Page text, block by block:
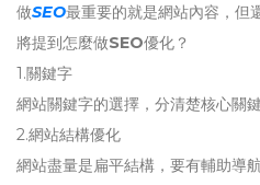
做SEO最重要的就是網站內容，但
將提到怎麼做SEO優化？
1.關鍵字
網站關鍵字的選擇，分清楚核心關
2.網站結構優化
網站盡量是扁平結構，要有輔助導